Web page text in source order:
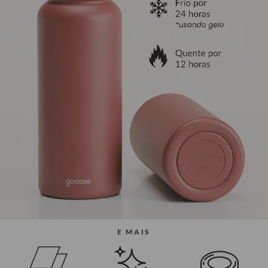
E MAIS